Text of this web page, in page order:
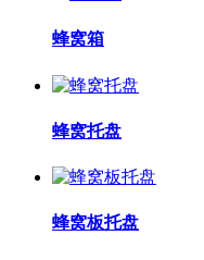
蜂窝箱
蜂窝托盘
蜂窝板托盘